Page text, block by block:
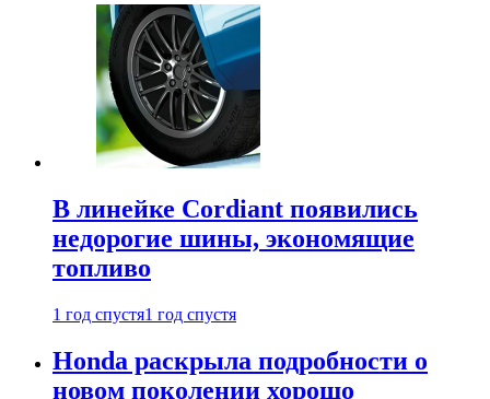
В линейке Cordiant появились
недорогие шины, экономящие
топливо
1 год спустя1 год спустя
Honda раскрыла подробности о
новом поколении хорошо